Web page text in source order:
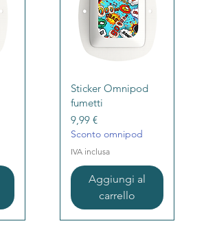
Vista rapida
Sticker Omnipod
fumetti
Prezzo
9,99 €
Sconto omnipod
IVA inclusa
Aggiungi al
carrello